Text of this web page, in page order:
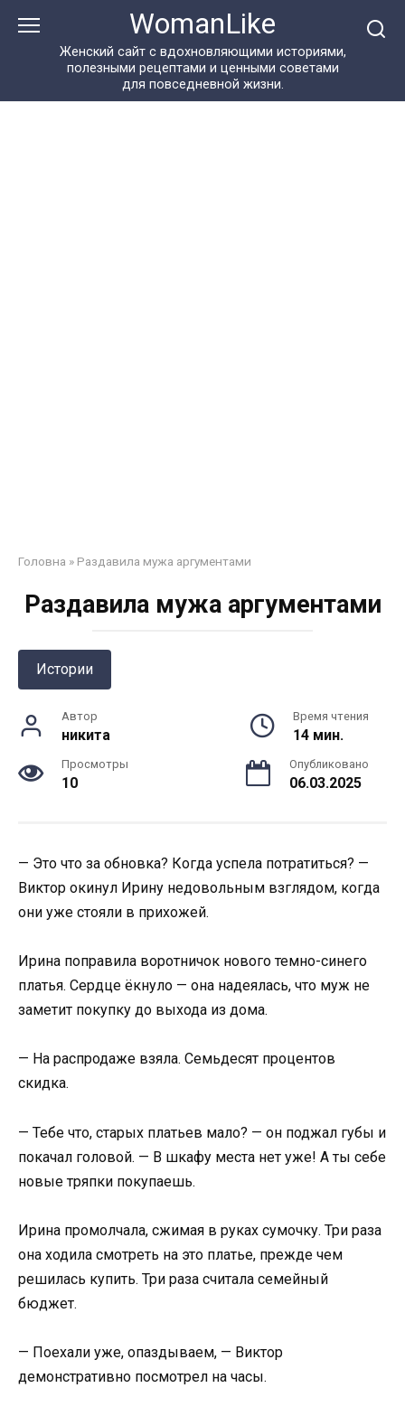
WomanLike
Женский сайт с вдохновляющими историями,
полезными рецептами и ценными советами
для повседневной жизни.
Головна » Раздавила мужа аргументами
Раздавила мужа аргументами
Истории
Автор
никита
Время чтения
14 мин.
Просмотры
10
Опубликовано
06.03.2025
— Это что за обновка? Когда успела потратиться? —
Виктор окинул Ирину недовольным взглядом, когда
они уже стояли в прихожей.
Ирина поправила воротничок нового темно-синего
платья. Сердце ёкнуло — она надеялась, что муж не
заметит покупку до выхода из дома.
— На распродаже взяла. Семьдесят процентов
скидка.
— Тебе что, старых платьев мало? — он поджал губы и
покачал головой. — В шкафу места нет уже! А ты себе
новые тряпки покупаешь.
Ирина промолчала, сжимая в руках сумочку. Три раза
она ходила смотреть на это платье, прежде чем
решилась купить. Три раза считала семейный
бюджет.
— Поехали уже, опаздываем, — Виктор
демонстративно посмотрел на часы.